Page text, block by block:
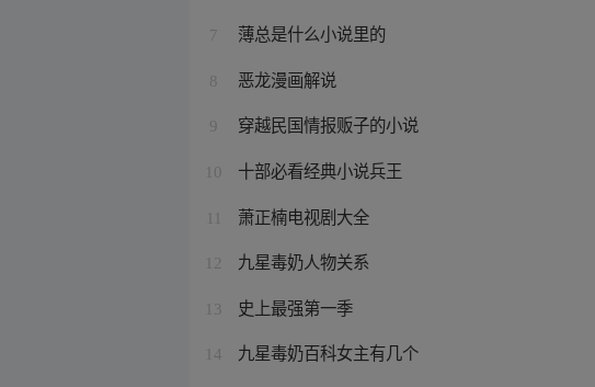
7 薄总是什么小说里的
8 恶龙漫画解说
9 穿越民国情报贩子的小说
10 十部必看经典小说兵王
萧正楠电视剧大全
12 九星毒奶人物关系
13 史上最强第一季
14 九星毒奶百科女主有几个